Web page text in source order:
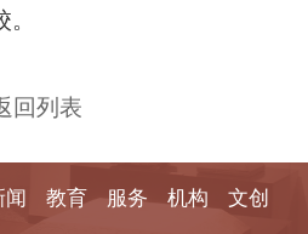
回列表
闻 教育 服务 机构 文创